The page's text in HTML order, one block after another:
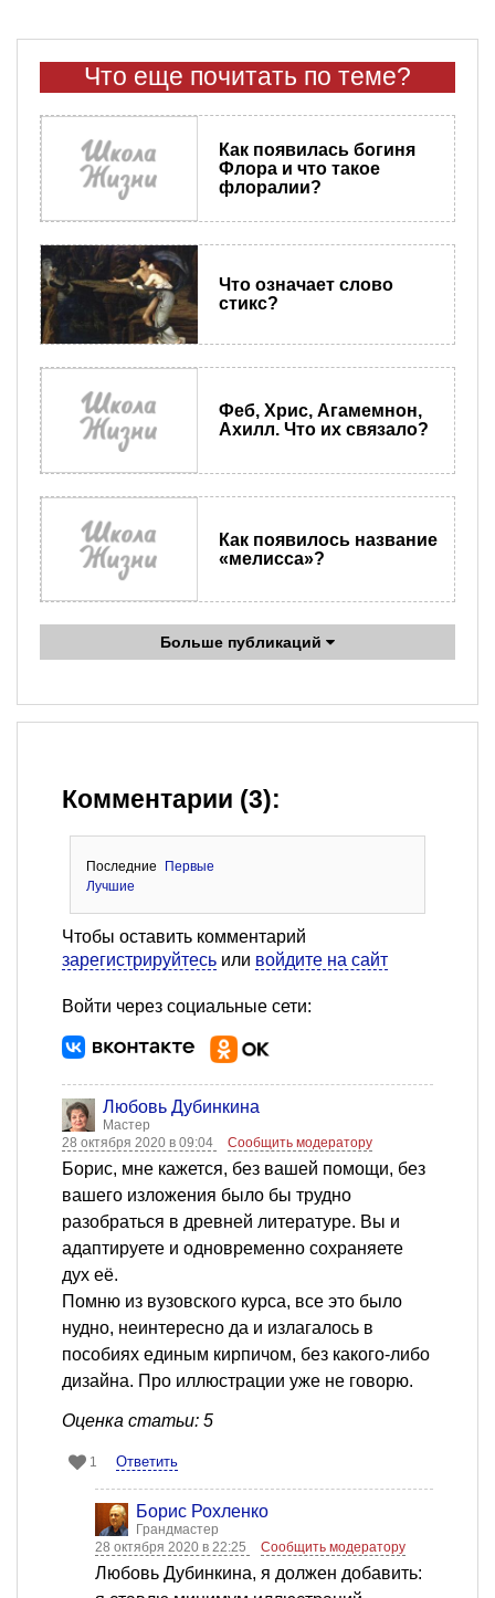
Что еще почитать по теме?
Как появилась богиня
Флора и что такое
флоралии?
Что означает слово
стикс?
Феб, Хрис, Агамемнон,
Ахилл. Что их связало?
Как появилось название
«мелисса»?
Больше публикаций
Комментарии (3):
Последние
Первые
Лучшие
Чтобы оставить комментарий
зарегистрируйтесь или войдите на сайт
Войти через социальные сети:
Любовь Дубинкина
Мастер
28 октября 2020 в 09:04
Сообщить модератору
Борис, мне кажется, без вашей помощи, без
вашего изложения было бы трудно
разобраться в древней литературе. Вы и
адаптируете и одновременно сохраняете
дух её.
Помню из вузовского курса, все это было
нудно, неинтересно да и излагалось в
пособиях единым кирпичом, без какого-либо
дизайна. Про иллюстрации уже не говорю.
Оценка статьи: 5
1 Ответить
Борис Рохленко
Грандмастер
28 октября 2020 в 22:25
Сообщить модератору
Любовь Дубинкина, я должен добавить: